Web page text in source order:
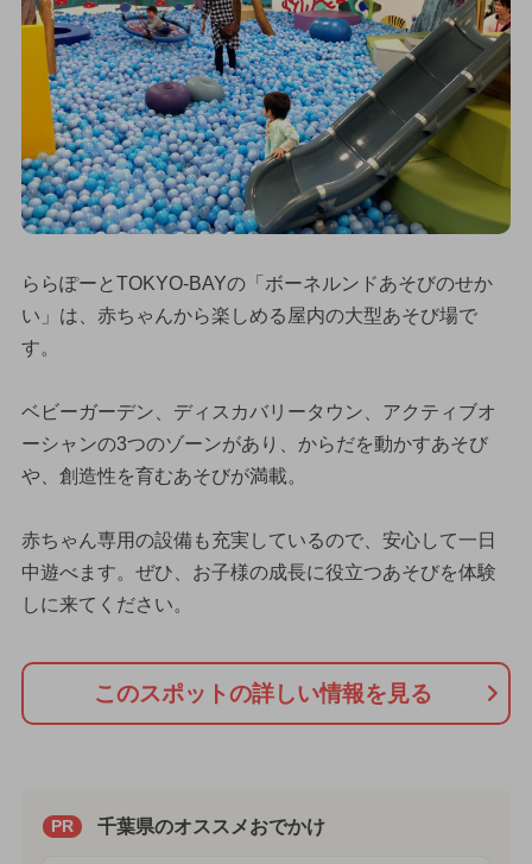
ららぽーとTOKYO-BAYの「ボーネルンドあそびのせか
い」は、赤ちゃんから楽しめる屋内の大型あそび場で
す。
ベビーガーデン、ディスカバリータウン、アクティブオ
ーシャンの3つのゾーンがあり、からだを動かすあそび
や、創造性を育むあそびが満載。
赤ちゃん専用の設備も充実しているので、安心して一日
中遊べます。ぜひ、お子様の成長に役立つあそびを体験
しに来てください。
このスポットの詳しい情報を見る
PR 千葉県のオススメおでかけ